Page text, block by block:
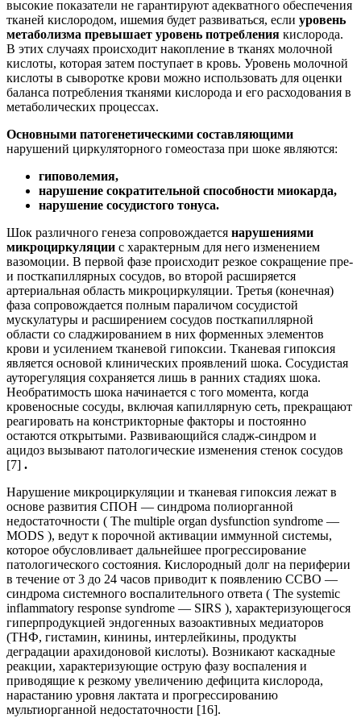
высокие показатели не гарантируют адекватного обеспечения
тканей кислородом, ишемия будет развиваться, если уровень
метаболизма превышает уровень потребления кислорода.
В этих случаях происходит накопление в тканях молочной
кислоты, которая затем поступает в кровь. Уровень молочной
кислоты в сыворотке крови можно использовать для оценки
баланса потребления тканями кислорода и его расходования в
метаболических процессах.
Основными патогенетическими составляющими
нарушений циркуляторного гомеостаза при шоке являются:
гиповолемия,
нарушение сократительной способности миокарда,
нарушение сосудистого тонуса.
Шок различного генеза сопровождается нарушениями
микроциркуляции с характерным для него изменением
вазомоции. В первой фазе происходит резкое сокращение пре-
и посткапиллярных сосудов, во второй расширяется
артериальная область микроциркуляции. Третья (конечная)
фаза сопровождается полным параличом сосудистой
мускулатуры и расширением сосудов посткапиллярной
области со сладжированием в них форменных элементов
крови и усилением тканевой гипоксии. Тканевая гипоксия
является основой клинических проявлений шока. Сосудистая
ауторегуляция сохраняется лишь в ранних стадиях шока.
Необратимость шока начинается с того момента, когда
кровеносные сосуды, включая капиллярную сеть, прекращают
реагировать на констрикторные факторы и постоянно
остаются открытыми. Развивающийся сладж-синдром и
ацидоз вызывают патологические изменения стенок сосудов
[7] .
Нарушение микроциркуляции и тканевая гипоксия лежат в
основе развития СПОН — синдрома полиорганной
недостаточности ( The multiple organ dysfunction syndrome —
MODS ), ведут к порочной активации иммунной системы,
которое обусловливает дальнейшее прогрессирование
патологического состояния. Кислородный долг на периферии
в течение от 3 до 24 часов приводит к появлению ССВО —
синдрома системного воспалительного ответа ( The systemic
inflammatory response syndrome — SIRS ), характеризующегося
гиперпродукцией эндогенных вазоактивных медиаторов
(ТНФ, гистамин, кинины, интерлейкины, продукты
деградации арахидоновой кислоты). Возникают каскадные
реакции, характеризующие острую фазу воспаления и
приводящие к резкому увеличению дефицита кислорода,
нарастанию уровня лактата и прогрессированию
мультиорганной недостаточности [16].